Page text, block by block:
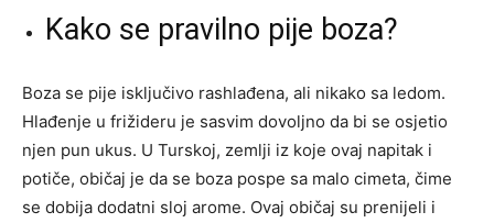
Kako se pravilno pije boza?
Boza se pije isključivo rashlađena, ali nikako sa ledom.
Hlađenje u frižideru je sasvim dovoljno da bi se osjetio
njen pun ukus. U Turskoj, zemlji iz koje ovaj napitak i
potiče, običaj je da se boza pospe sa malo cimeta, čime
se dobija dodatni sloj arome. Ovaj običaj su prenijeli i